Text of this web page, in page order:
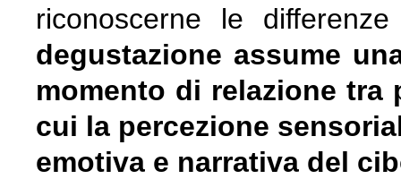
riconoscerne le
degustazione assume
momento di relazione tra
cui la percezione
emotiva e narrativa del